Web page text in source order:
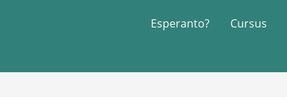
Esperanto? Cursus